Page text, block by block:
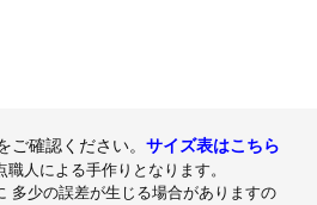
ご確認ください。 サイズ表はこちら
人による手作りとなります。
多少の誤差が生じる場合がありますの